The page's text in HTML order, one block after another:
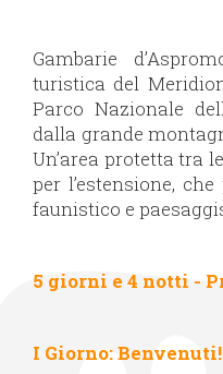
Gambarie
turistica del
Parco Nazionale
dalla grande
Un’area protetta tra
per l’estensione,
faunistico e
5 giorni e 4 notti -
I Giorno: Benvenuti!